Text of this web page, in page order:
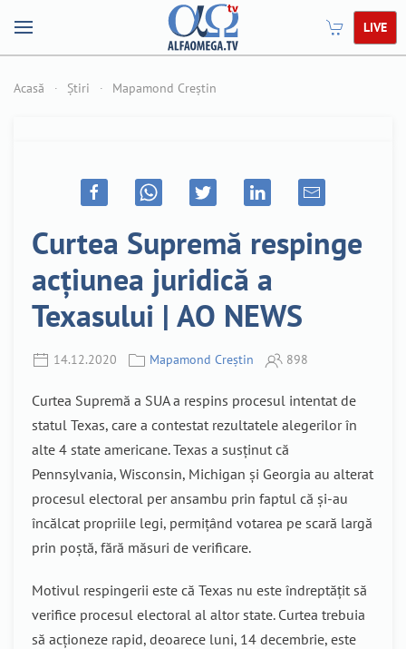
LIVE
Acasă Știri Mapamond Creștin
Curtea Supremă respinge
acțiunea juridică a
Texasului | AO NEWS
14.12.2020 Mapamond Creștin 898
Curtea Supremă a SUA a respins procesul intentat de
statul Texas, care a contestat rezultatele alegerilor în
alte 4 state americane. Texas a susținut că
Pennsylvania, Wisconsin, Michigan și Georgia au alterat
procesul electoral per ansambu prin faptul că și-au
încălcat propriile legi, permițând votarea pe scară largă
prin poștă, fără măsuri de verificare.
Motivul respingerii este că Texas nu este îndreptățit să
verifice procesul electoral al altor state. Curtea trebuia
să acționeze rapid, deoarece luni, 14 decembrie, este